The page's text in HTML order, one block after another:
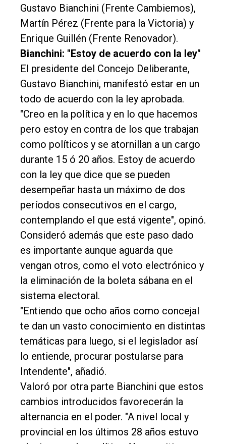
Gustavo Bianchini (Frente Cambiemos),
Martín Pérez (Frente para la Victoria) y
Enrique Guillén (Frente Renovador).
Bianchini: "Estoy de acuerdo con la ley"
El presidente del Concejo Deliberante,
Gustavo Bianchini, manifestó estar en un
todo de acuerdo con la ley aprobada.
"Creo en la política y en lo que hacemos
pero estoy en contra de los que trabajan
como políticos y se atornillan a un cargo
durante 15 ó 20 años. Estoy de acuerdo
con la ley que dice que se pueden
desempeñar hasta un máximo de dos
períodos consecutivos en el cargo,
contemplando el que está vigente", opinó.
Consideró además que este paso dado
es importante aunque aguarda que
vengan otros, como el voto electrónico y
la eliminación de la boleta sábana en el
sistema electoral.
"Entiendo que ocho años como concejal
te dan un vasto conocimiento en distintas
temáticas para luego, si el legislador así
lo entiende, procurar postularse para
Intendente", añadió.
Valoró por otra parte Bianchini que estos
cambios introducidos favorecerán la
alternancia en el poder. "A nivel local y
provincial en los últimos 28 años estuvo